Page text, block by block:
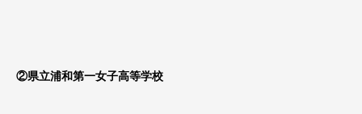
②県立浦和第一女子高等学校